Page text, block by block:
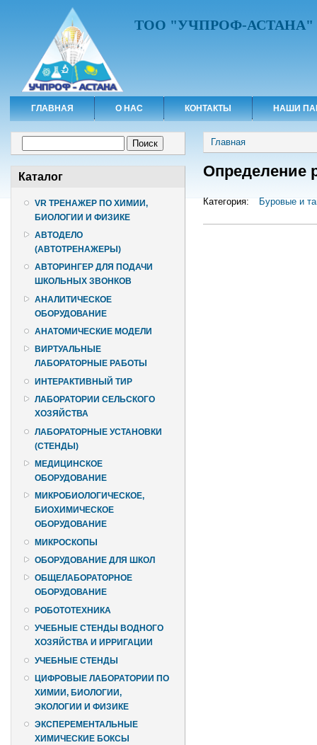
ТОО "УЧПРОФ-АСТАНА"
ГЛАВНАЯ О НАС КОНТАКТЫ НАШИ
Каталог
VR ТРЕНАЖЕР ПО ХИМИИ,
БИОЛОГИИ И ФИЗИКЕ
АВТОДЕЛО
(АВТОТРЕНАЖЕРЫ)
АВТОРИНГЕР ДЛЯ ПОДАЧИ
ШКОЛЬНЫХ ЗВОНКОВ
АНАЛИТИЧЕСКОЕ
ОБОРУДОВАНИЕ
АНАТОМИЧЕСКИЕ МОДЕЛИ
ВИРТУАЛЬНЫЕ
ЛАБОРАТОРНЫЕ РАБОТЫ
ИНТЕРАКТИВНЫЙ ТИР
ЛАБОРАТОРИИ СЕЛЬСКОГО
ХОЗЯЙСТВА
ЛАБОРАТОРНЫЕ УСТАНОВКИ
(СТЕНДЫ)
МЕДИЦИНСКОЕ
ОБОРУДОВАНИЕ
МИКРОБИОЛОГИЧЕСКОЕ,
БИОХИМИЧЕСКОЕ
ОБОРУДОВАНИЕ
МИКРОСКОПЫ
ОБОРУДОВАНИЕ ДЛЯ ШКОЛ
ОБЩЕЛАБОРАТОРНОЕ
ОБОРУДОВАНИЕ
РОБОТОТЕХНИКА
УЧЕБНЫЕ СТЕНДЫ ВОДНОГО
ХОЗЯЙСТВА И ИРРИГАЦИИ
УЧЕБНЫЕ СТЕНДЫ
ЦИФРОВЫЕ ЛАБОРАТОРИИ ПО
ХИМИИ, БИОЛОГИИ,
ЭКОЛОГИИ И ФИЗИКЕ
ЭКСПЕРЕМЕНТАЛЬНЫЕ
ХИМИЧЕСКИЕ БОКСЫ
Вы здесь
Главная
Определение
Категория: Буровые и